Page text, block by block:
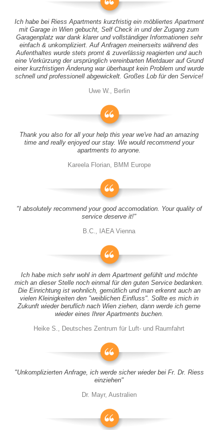
Ich habe bei Riess Apartments kurzfristig ein möbliertes Apartment
mit Garage in Wien gebucht, Self Check in und der Zugang zum
Garagenplatz war dank klarer und vollständiger Informationen sehr
einfach & unkompliziert. Auf Anfragen meinerseits während des
Aufenthaltes wurde stets promt & zuverlässig reagierten und auch
eine Verkürzung der ursprünglich vereinbarten Mietdauer auf Grund
einer kurzfristigen Änderung war überhaupt kein Problem und wurde
schnell und professionell abgewickelt. Großes Lob für den Service!
Uwe W., Berlin
Thank you also for all your help this year we've had an amazing
time and really enjoyed our stay. We would recommend your
apartments to anyone.
Kareela Florian, BMM Europe
"I absolutely recommend your good accomodation. Your quality of
service deserve it!"
B.C., IAEA Vienna
Ich habe mich sehr wohl in dem Apartment gefühlt und möchte
mich an dieser Stelle noch einmal für den guten Service bedanken.
Die Einrichtung ist wohnlich, gemütlich und man erkennt auch an
vielen Kleinigkeiten den "weiblichen Einfluss". Sollte es mich in
Zukunft wieder beruflich nach Wien ziehen, dann werde ich gerne
wieder eines Ihrer Apartments buchen.
Heike S., Deutsches Zentrum für Luft- und Raumfahrt
"Unkomplizierten Anfrage, ich werde sicher wieder bei Fr. Dr. Riess
einziehen"
Dr. Mayr, Australien